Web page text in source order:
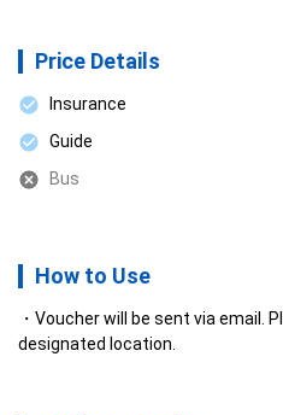
Price Details
Insurance
Guide
Bus
How to Use
Voucher will be sent via email.
designated location.